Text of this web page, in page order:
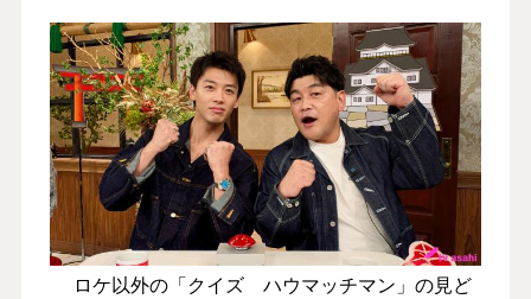
ロケ以外の「クイズ ハウマッチマン」の見ど